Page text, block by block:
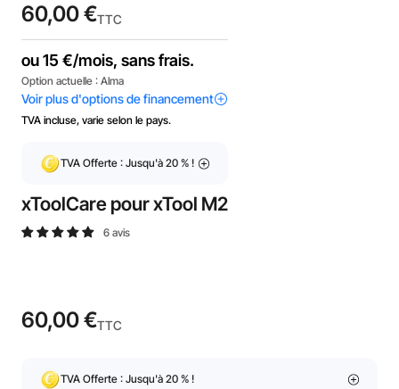
60,00 €TTC
TVA incluse, varie selon le pays.
TVA Offerte : Jusqu'à 20 % !
xToolCare pour xTool M2
6 avis
60,00 €TTC
TVA Offerte : Jusqu'à 20 % !